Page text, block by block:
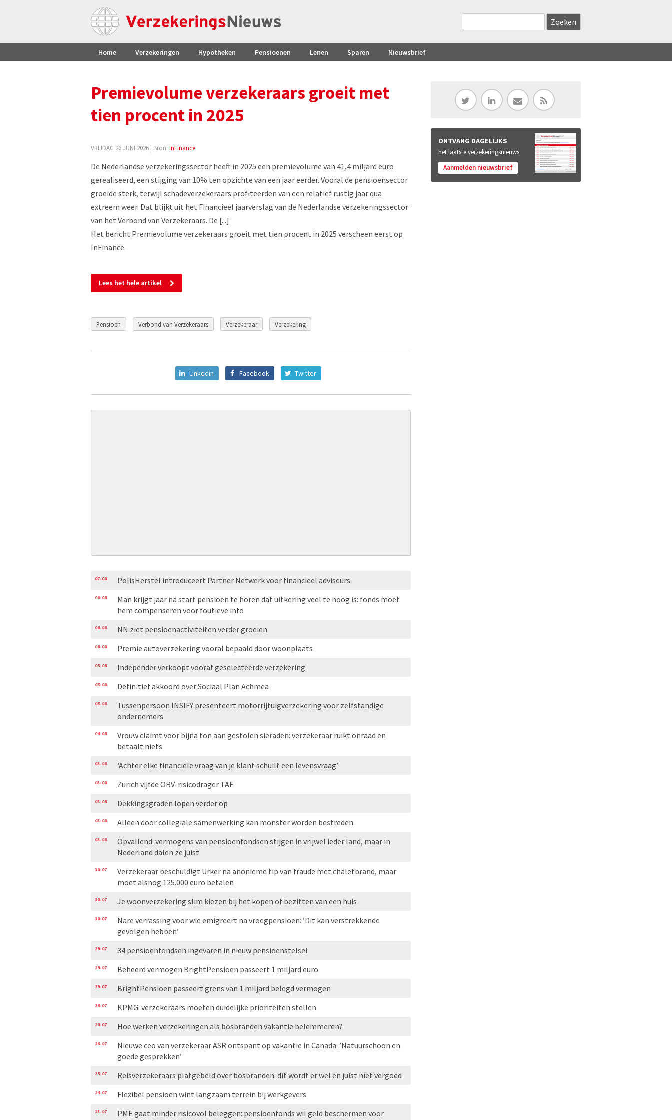
Home Verzekeringen Hypotheken Pensioenen Lenen Sparen Nieuwsbrief
Premievolume verzekeraars groeit met
tien procent in 2025
VRIJDAG 26 JUNI 2026 | Bron: InFinance
De Nederlandse verzekeringssector heeft in 2025 een premievolume van 41,4 miljard euro
gerealiseerd, een stijging van 10% ten opzichte van een jaar eerder. Vooral de pensioensector
groeide sterk, terwijl schadeverzekeraars profiteerden van een relatief rustig jaar qua
extreem weer. Dat blijkt uit het Financieel jaarverslag van de Nederlandse verzekeringssector
van het Verbond van Verzekeraars. De [...]
Het bericht Premievolume verzekeraars groeit met tien procent in 2025 verscheen eerst op
InFinance.
Lees het hele artikel
Pensioen Verbond van Verzekeraars Verzekeraar Verzekering
Linkedin Facebook Twitter
07-08 PolisHerstel introduceert Partner Netwerk voor financieel adviseurs
06-08
Man krijgt jaar na start pensioen te horen dat uitkering veel te hoog is: fonds moet
hem compenseren voor foutieve info
06-08 NN ziet pensioenactiviteiten verder groeien
06-08 Premie autoverzekering vooral bepaald door woonplaats
05-08 Independer verkoopt vooraf geselecteerde verzekering
05-08 Definitief akkoord over Sociaal Plan Achmea
05-08
Tussenpersoon INSIFY presenteert motorrijtuigverzekering voor zelfstandige
ondernemers
04-08
Vrouw claimt voor bijna ton aan gestolen sieraden: verzekeraar ruikt onraad en
betaalt niets
03-08 ‘Achter elke financiële vraag van je klant schuilt een levensvraag’
03-08 Zurich vijfde ORV-risicodrager TAF
03-08 Dekkingsgraden lopen verder op
03-08 Alleen door collegiale samenwerking kan monster worden bestreden.
03-08
Opvallend: vermogens van pensioenfondsen stijgen in vrijwel ieder land, maar in
Nederland dalen ze juist
30-07
Verzekeraar beschuldigt Urker na anonieme tip van fraude met chaletbrand, maar
moet alsnog 125.000 euro betalen
30-07 Je woonverzekering slim kiezen bij het kopen of bezitten van een huis
30-07
Nare verrassing voor wie emigreert na vroegpensioen: ’Dit kan verstrekkende
gevolgen hebben’
29-07 34 pensioenfondsen ingevaren in nieuw pensioenstelsel
29-07 Beheerd vermogen BrightPensioen passeert 1 miljard euro
29-07 BrightPensioen passeert grens van 1 miljard belegd vermogen
28-07 KPMG: verzekeraars moeten duidelijke prioriteiten stellen
28-07 Hoe werken verzekeringen als bosbranden vakantie belemmeren?
26-07
Nieuwe ceo van verzekeraar ASR ontspant op vakantie in Canada: ’Natuurschoon en
goede gesprekken’
25-07 Reisverzekeraars platgebeld over bosbranden: dit wordt er wel en juist níet vergoed
24-07 Flexibel pensioen wint langzaam terrein bij werkgevers
23-07
PME gaat minder risicovol beleggen: pensioenfonds wil geld beschermen voor
ONTVANG DAGELIJKS
het laatste verzekeringsnieuws
Aanmelden nieuwsbrief